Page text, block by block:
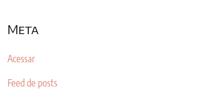
Meta
Acessar
Feed de posts